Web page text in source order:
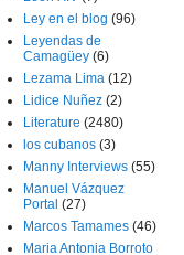
Ley en el blog (96)
Leyendas de
Camagüey (6)
Lezama Lima (12)
Lidice Nuñez (2)
Literature (2480)
los cubanos (3)
Manny Interviews (55)
Manuel Vázquez
Portal (27)
Marcos Tamames (46)
Maria Antonia Borroto